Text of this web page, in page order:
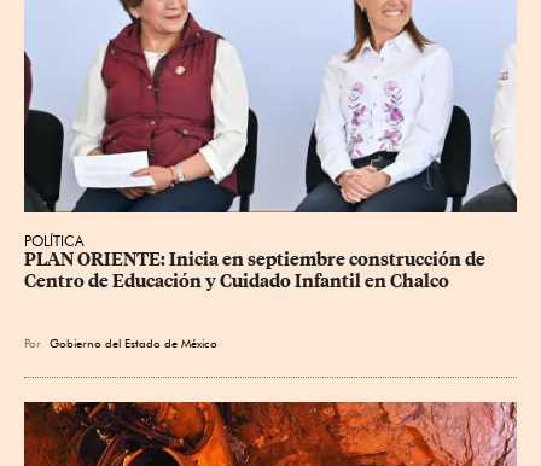
POLÍTICA
PLAN ORIENTE: Inicia en septiembre construcción de
Centro de Educación y Cuidado Infantil en Chalco
Por Gobierno del Estado de México